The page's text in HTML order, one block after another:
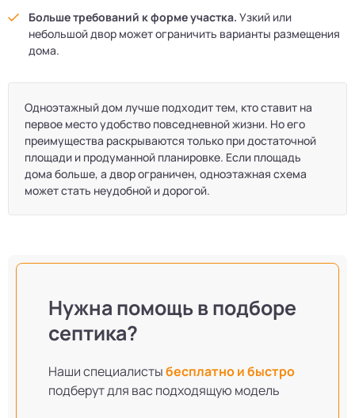
Больше требований к форме участка. Узкий или
небольшой двор может ограничить варианты размещения
дома.
Одноэтажный дом лучше подходит тем, кто ставит на
первое место удобство повседневной жизни. Но его
преимущества раскрываются только при достаточной
площади и продуманной планировке. Если площадь
дома больше, а двор ограничен, одноэтажная схема
может стать неудобной и дорогой.
Нужна помощь в подборе
септика?
Наши специалистыбесплатно и быстро
подберут для вас подходящую модель